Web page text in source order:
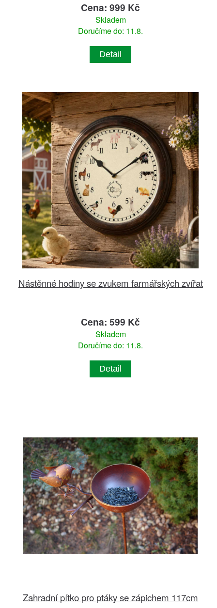
Cena: 999 Kč
Skladem
Doručíme do: 11.8.
Detail
Nástěnné hodiny se zvukem farmářských zvířat
Cena: 599 Kč
Skladem
Doručíme do: 11.8.
Detail
Zahradní pítko pro ptáky se zápichem 117cm